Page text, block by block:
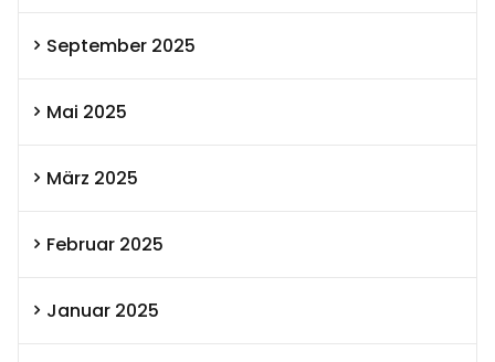
September 2025
Mai 2025
März 2025
Februar 2025
Januar 2025